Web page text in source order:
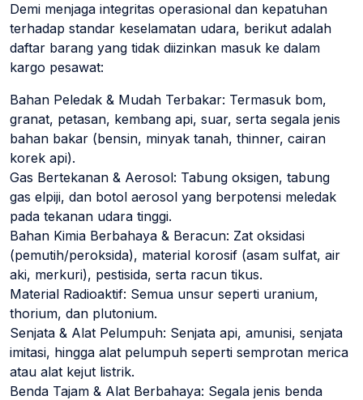
Demi menjaga integritas operasional dan kepatuhan
terhadap standar keselamatan udara, berikut adalah
daftar barang yang tidak diizinkan masuk ke dalam
kargo pesawat:
Bahan Peledak & Mudah Terbakar: Termasuk bom,
granat, petasan, kembang api, suar, serta segala jenis
bahan bakar (bensin, minyak tanah, thinner, cairan
korek api).
Gas Bertekanan & Aerosol: Tabung oksigen, tabung
gas elpiji, dan botol aerosol yang berpotensi meledak
pada tekanan udara tinggi.
Bahan Kimia Berbahaya & Beracun: Zat oksidasi
(pemutih/peroksida), material korosif (asam sulfat, air
aki, merkuri), pestisida, serta racun tikus.
Material Radioaktif: Semua unsur seperti uranium,
thorium, dan plutonium.
Senjata & Alat Pelumpuh: Senjata api, amunisi, senjata
imitasi, hingga alat pelumpuh seperti semprotan merica
atau alat kejut listrik.
Benda Tajam & Alat Berbahaya: Segala jenis benda